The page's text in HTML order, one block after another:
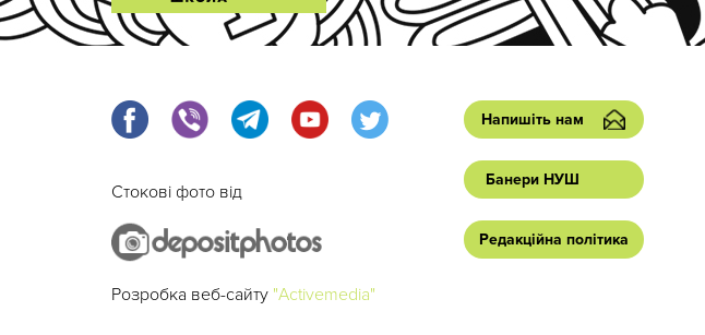
Стокові фото від
Розробка веб-сайту "Activemedia"
Напишіть нам
Банери НУШ
Редакційна політика